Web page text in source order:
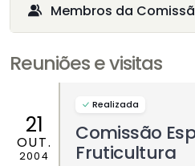
Membros da
Reuniões e visitas
21
OUT.
2004
Realizada
Comissão
Fruticultura